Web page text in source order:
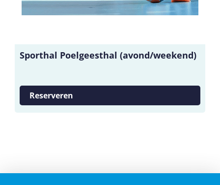
Sporthal Poelgeesthal (avond/weekend)
Reserveren